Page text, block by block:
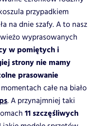
przypadkiem
na dnie szafy. A to nasz
wyprasowanych
w pomiętych i
strony nie mamy
prasowanie
całe na biało
. A przynajmniej taki
11 szczęśliwych